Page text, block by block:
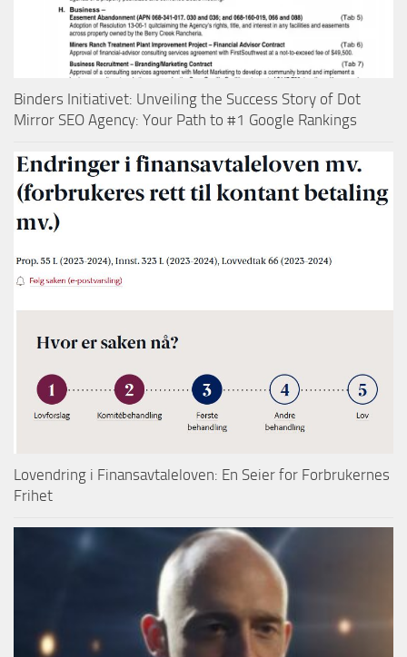
Binders Initiativet: Unveiling the Success Story of Dot
Mirror SEO Agency: Your Path to #1 Google Rankings
Lovendring i Finansavtaleloven: En Seier for Forbrukernes
Frihet